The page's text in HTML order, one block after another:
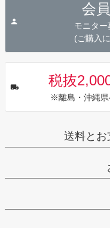
会
モニタ
(ご購入
税抜
※離島・沖縄県
送料とお